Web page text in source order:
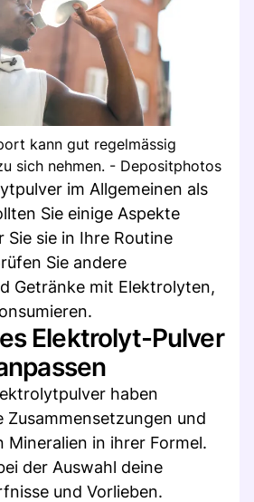
kann gut regelmässig
sich nehmen. - Depositphotos
im Allgemeinen als
Sie einige Aspekte
Sie sie in Ihre Routine
Sie andere
Getränke mit Elektrolyten,
Elektrolyt-Pulver
haben
Zusammensetzungen und
Mineralien in ihrer Formel.
der Auswahl deine
und Vorlieben.